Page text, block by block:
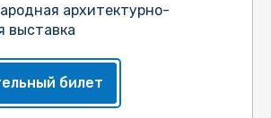
архитектурно-
выставка
билет